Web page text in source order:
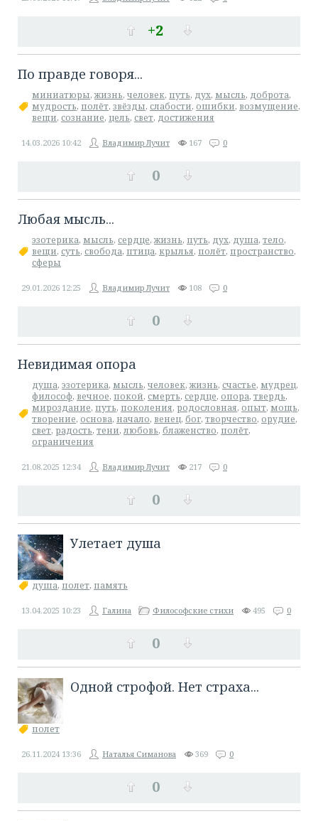
+2
По правде говоря...
миниатюры,жизнь, человек, путь, дух, мысль, доброта,
мудрость, полёт, звёзды, слабости, ошибки, возмущение,
вещи, сознание, цель, свет, достижения
0
14.03.2026 10:42 Владимир Лучит 167 0
Любая мысль...
эзотерика, мысль, сердце,жизнь, путь, дух, душа, тело,
вещи, суть, свобода, птица, крылья, полёт, пространство,
сферы
0
29.01.2026 12:25 Владимир Лучит 108 0
Невидимая опора
душа, эзотерика, мысль, человек,жизнь, счастье, мудрец,
философ, вечное, покой, смерть, сердце, опора, твердь,
мироздание, путь, поколения, родословная, опыт, мощь,
творение, основа, начало, венец, бог, творчество, орудие,
свет, радость, тени, любовь, блаженство, полёт,
ограничения
0
21.08.2025 12:34 Владимир Лучит 217 0
Улетает душа
душа, полет, память
0
13.04.2025 10:23 Галина Философские стихи 495 0
Одной строфой. Нет страха...
полет
0
26.11.2024 13:36 Наталья Симанова 369 0